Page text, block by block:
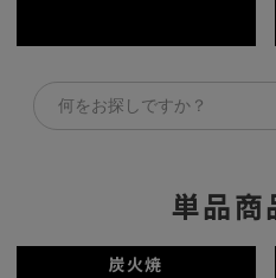
単品商
炭火焼